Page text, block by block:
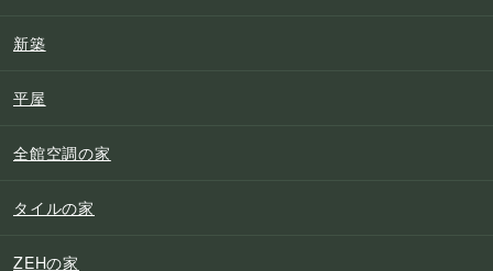
新築
平屋
全館空調の家
タイルの家
ZEHの家